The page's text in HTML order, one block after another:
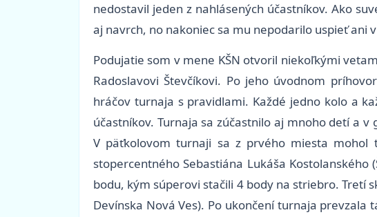
nedostavil jeden z nahlásených účastníkov. Ako
aj navrch, no nakoniec sa mu nepodarilo uspieť ani
Podujatie som v mene KŠN otvoril niekoľkými
Radoslavovi Števčíkovi. Po jeho úvodnom
hráčov turnaja s pravidlami. Každé jedno kolo a
účastníkov. Turnaja sa zúčastnilo aj mnoho detí a
V päťkolovom turnaji sa z prvého miesta mohol
stopercentného Sebastiána Lukáša
bodu, kým súperovi stačili 4 body na striebro. Tretí
Devínska Nová Ves). Po ukončení turnaja